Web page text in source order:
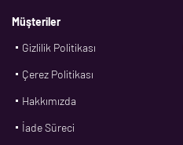
Müşteriler
Gizlilik Politikası
Çerez Politikası
Hakkımızda
İade Süreci